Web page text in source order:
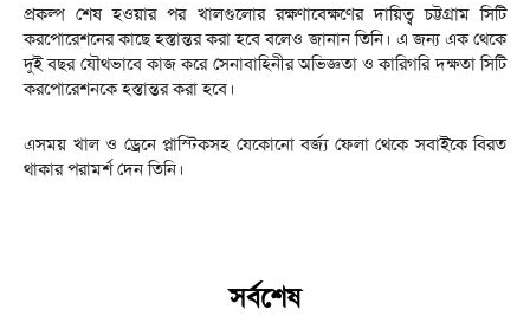
প্রকল্প শেষ হওয়ার পর খালগুলোর রক্ষণাবেক্ষণের দায়িত্ব চট্টগ্রাম সিটি
করপোরেশনের কাছে হস্তান্তর করা হবে বলেও জানান তিনি। এ জন্য এক থেকে
দুই বছর যৌথভাবে কাজ করে সেনাবাহিনীর অভিজ্ঞতা ও কারিগরি দক্ষতা সিটি
করপোরেশনকে হস্তান্তর করা হবে।
এসময় খাল ও ড্রেনে প্লাস্টিকসহ যেকোনো বর্জ্য ফেলা থেকে সবাইকে বিরত
থাকার পরামর্শ দেন তিনি।
সর্বশেষ